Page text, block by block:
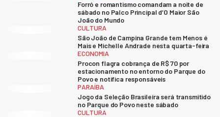
Forró e romantismo comandam a noite de
sábado no Palco Principal d’O Maior São
João do Mundo
CULTURA
São João de Campina Grande tem Menos é
Mais e Michelle Andrade nesta quarta-feira
ECONOMIA
Procon flagra cobrança de R$ 70 por
estacionamento no entorno do Parque do
Povo e notifica responsáveis
PARAÍBA
Jogo da Seleção Brasileira será transmitido
no Parque do Povo neste sábado
CULTURA